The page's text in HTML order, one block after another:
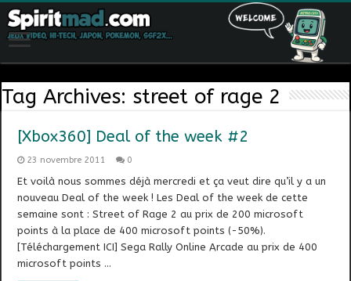
Tag Archives: street of rage 2
[Xbox360] Deal of the week #2
23 novembre 2011 0
Et voilà nous sommes déjà mercredi et ça veut dire qu’il y a un
nouveau Deal of the week ! Les Deal of the week de cette
semaine sont : Street of Rage 2 au prix de 200 microsoft
points à la place de 400 microsoft points (-50%).
[Téléchargement ICI] Sega Rally Online Arcade au prix de 400
microsoft points …